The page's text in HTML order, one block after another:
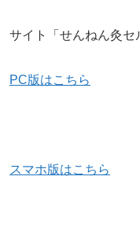
サイト「せんねん灸セ
PC版はこちら
スマホ版はこちら